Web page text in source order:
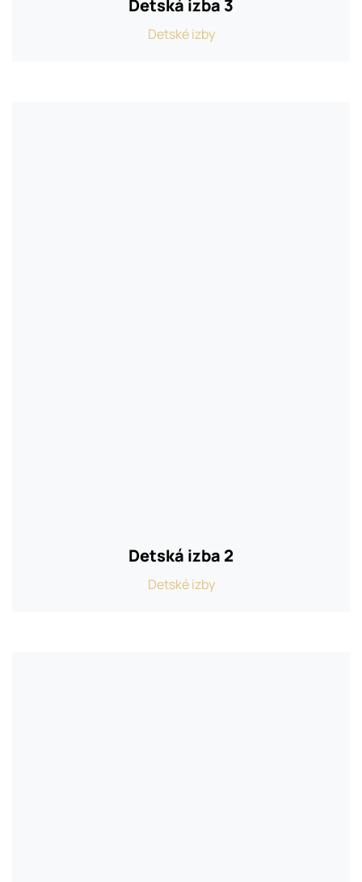
Detská izba 3
Detské izby
Detská izba 2
Detské izby